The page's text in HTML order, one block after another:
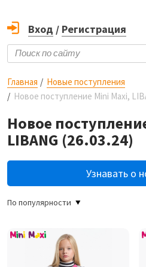
Вход / Регистрация
Главная
Новые поступления
Новое поступление Mini Maxi,
Новое
LIBANG (26.03.24)
Узнавать о
По популярности